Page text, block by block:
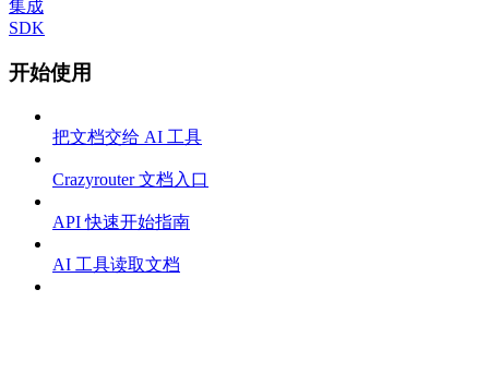
集成
SDK
开始使用
把文档交给 AI 工具
Crazyrouter 文档入口
API 快速开始指南
AI 工具读取文档